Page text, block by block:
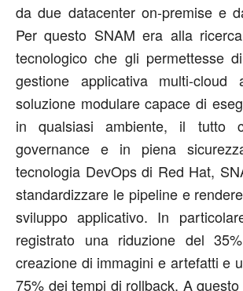
da due datacenter on-premise e
Per questo SNAM era alla
tecnologico che gli permettesse
gestione applicativa multi-cloud
soluzione modulare capace di
in qualsiasi ambiente, il tutto
governance e in piena
tecnologia DevOps di Red Hat,
standardizzare le pipeline e
sviluppo applicativo. In
registrato una riduzione del
creazione di immagini e artefatti e
75% dei tempi di rollback. A